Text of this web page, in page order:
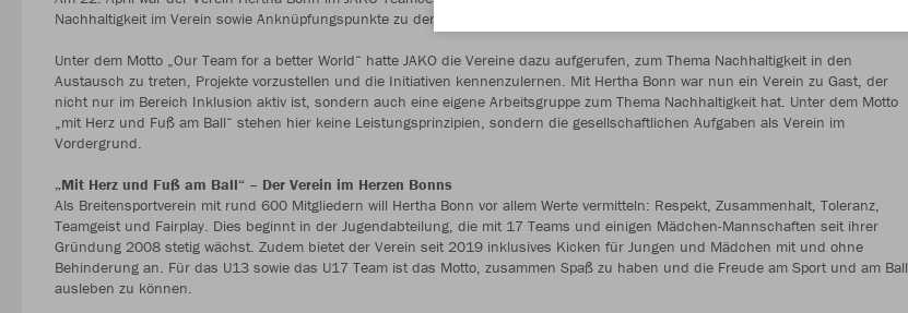
Nachhaltigkeit im Verein sowie Anknüpfungspunkte zu den nachhaltigen Unternehmenszielen von JAKO zu diskutieren.
Unter dem Motto „Our Team for a better World“ hatte JAKO die Vereine dazu aufgerufen, zum Thema Nachhaltigkeit in den
Austausch zu treten, Projekte vorzustellen und die Initiativen kennenzulernen. Mit Hertha Bonn war nun ein Verein zu Gast, der
nicht nur im Bereich Inklusion aktiv ist, sondern auch eine eigene Arbeitsgruppe zum Thema Nachhaltigkeit hat. Unter dem Motto
„mit Herz und Fuß am Ball“ stehen hier keine Leistungsprinzipien, sondern die gesellschaftlichen Aufgaben als Verein im
Vordergrund.
„Mit Herz und Fuß am Ball“ – Der Verein im Herzen Bonns
Als Breitensportverein mit rund 600 Mitgliedern will Hertha Bonn vor allem Werte vermitteln: Respekt, Zusammenhalt, Toleranz,
Teamgeist und Fairplay. Dies beginnt in der Jugendabteilung, die mit 17 Teams und einigen Mädchen-Mannschaften seit ihrer
Gründung 2008 stetig wächst. Zudem bietet der Verein seit 2019 inklusives Kicken für Jungen und Mädchen mit und ohne
Behinderung an. Für das U13 sowie das U17 Team ist das Motto, zusammen Spaß zu haben und die Freude am Sport und am Ball
ausleben zu können.